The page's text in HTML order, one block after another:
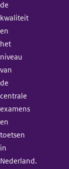
de
kwaliteit
en
het
niveau
van
de
centrale
examens
en
toetsen
in
Nederland.